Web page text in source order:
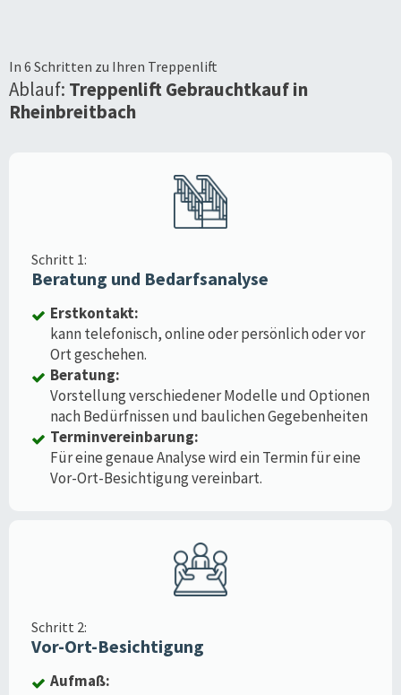
In 6 Schritten zu Ihren Treppenlift
Ablauf: Treppenlift Gebrauchtkauf in
Rheinbreitbach
Schritt 1:
Beratung und Bedarfsanalyse
Erstkontakt:
kann telefonisch, online oder persönlich oder vor
Ort geschehen.
Beratung:
Vorstellung verschiedener Modelle und Optionen
nach Bedürfnissen und baulichen Gegebenheiten
Terminvereinbarung:
Für eine genaue Analyse wird ein Termin für eine
Vor-Ort-Besichtigung vereinbart.
Schritt 2:
Vor-Ort-Besichtigung
Aufmaß: